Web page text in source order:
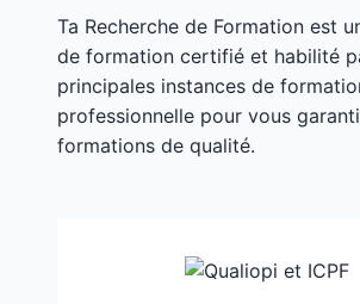
Ta Recherche de Formation est
de formation certifié et habilité
principales instances de
professionnelle pour vous
formations de qualité.